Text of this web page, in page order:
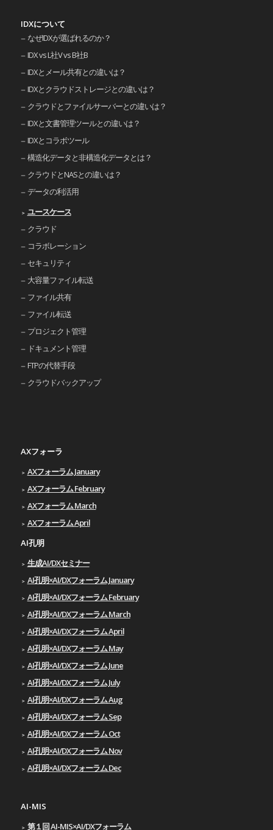
IDXについて
なぜIDXが選ばれるのか？
IDX vs L社V vs B社B
IDXとメール共有との違いは？
IDXとクラウドストレージとの違いは？
クラウドとファイルサーバーとの違いは？
IDXと文書管理ツールとの違いは？
IDXとコラボツール
構造化データと非構造化データとは？
クラウドとNASとの違いは？
データの利活用
ユースケース
クラウド
コラボレーション
セキュリティ
大容量ファイル転送
ファイル共有
ファイル転送
プロジェクト管理
ドキュメント管理
FTPの代替手段
クラウドバックアップ
AXフォーラ
AXフォーラム January
AXフォーラム February
AXフォーラム March
AXフォーラム April
AI孔明
生成AI/DXセミナー
AI孔明×AI/DXフォーラム January
AI孔明×AI/DXフォーラム February
AI孔明×AI/DXフォーラム March
AI孔明×AI/DXフォーラム April
AI孔明×AI/DXフォーラム May
AI孔明×AI/DXフォーラム June
AI孔明×AI/DXフォーラム July
AI孔明×AI/DXフォーラム Aug
AI孔明×AI/DXフォーラム Sep
AI孔明×AI/DXフォーラム Oct
AI孔明×AI/DXフォーラム Nov
AI孔明×AI/DXフォーラム Dec
AI-MIS
第１回 AI-MIS×AI/DXフォーラム